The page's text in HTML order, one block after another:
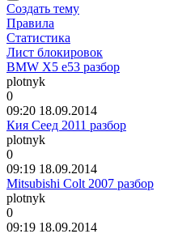
Создать тему
Правила
Статистика
Лист блокировок
BMW X5 e53 разбор
plotnyk
0
09:20 18.09.2014
Кия Сеед 2011 разбор
plotnyk
0
09:19 18.09.2014
Mitsubishi Сolt 2007 разбор
plotnyk
0
09:19 18.09.2014